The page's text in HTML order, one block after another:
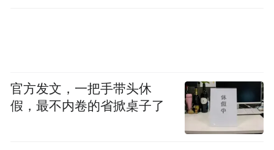
官方发文，一把手带头休
假，最不内卷的省掀桌子了